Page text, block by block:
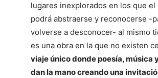
lugares inexplorados en los que
podrá abstraerse y reconocerse -
volverse a desconocer- al mismo
es una obra en la que no existen
viaje único donde poesía, música
dan la mano creando una